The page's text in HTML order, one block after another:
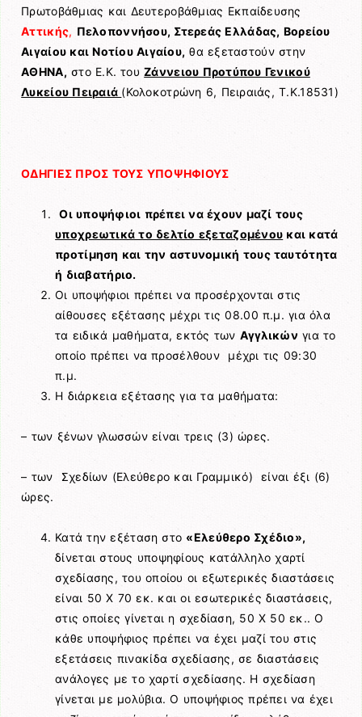
Πρωτοβάθμιας και Δευτεροβάθμιας Εκπαίδευσης
Αττικής, Πελοποννήσου, Στερεάς Ελλάδας, Βορείου
Αιγαίου και Νοτίου Αιγαίου, θα εξεταστούν στην
ΑΘΗΝΑ, στο Ε.Κ. τουΖάννειου Προτύπου Γενικού
Λυκείου Πειραιά (Κολοκοτρώνη 6, Πειραιάς, Τ.Κ.18531)
ΟΔΗΓΙΕΣ ΠΡΟΣ ΤΟΥΣ ΥΠΟΨΗΦΙΟΥΣ
Οι υποψήφιοι πρέπει να έχουν μαζί τους
υποχρεωτικά το δελτίο εξεταζομένου και κατά
προτίμηση και την αστυνομική τους ταυτότητα
ή διαβατήριο.
Οι υποψήφιοι πρέπει να προσέρχονται στις
αίθουσες εξέτασης μέχρι τις 08.00 π.μ. για όλα
τα ειδικά μαθήματα, εκτός των Αγγλικών για το
οποίο πρέπει να προσέλθουν μέχρι τις 09:30
π.μ.
Η διάρκεια εξέτασης για τα μαθήματα:
– των ξένων γλωσσών είναι τρεις (3) ώρες.
– των Σχεδίων (Ελεύθερο και Γραμμικό) είναι έξι (6)
ώρες.
Κατά την εξέταση στο «Ελεύθερο Σχέδιο»,
δίνεται στους υποψηφίους κατάλληλο χαρτί
σχεδίασης, του οποίου οι εξωτερικές διαστάσεις
είναι 50 Χ 70 εκ. και οι εσωτερικές διαστάσεις,
στις οποίες γίνεται η σχεδίαση, 50 Χ 50 εκ.. Ο
κάθε υποψήφιος πρέπει να έχει μαζί του στις
εξετάσεις πινακίδα σχεδίασης, σε διαστάσεις
ανάλογες με το χαρτί σχεδίασης. Η σχεδίαση
γίνεται με μολύβια. Ο υποψήφιος πρέπει να έχει